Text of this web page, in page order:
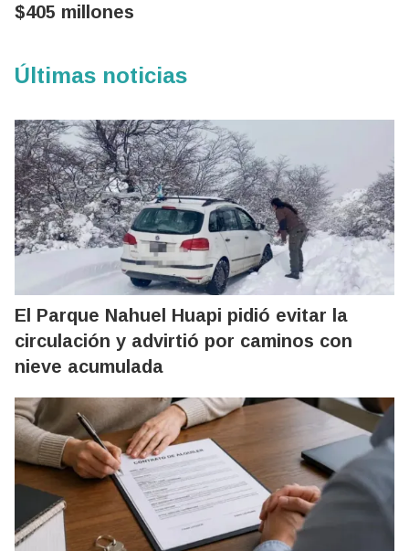
$405 millones
Últimas noticias
El Parque Nahuel Huapi pidió evitar la
circulación y advirtió por caminos con
nieve acumulada